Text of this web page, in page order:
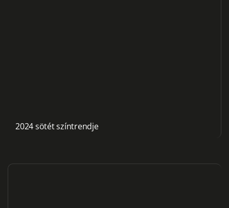
2024 sötét színtrendje